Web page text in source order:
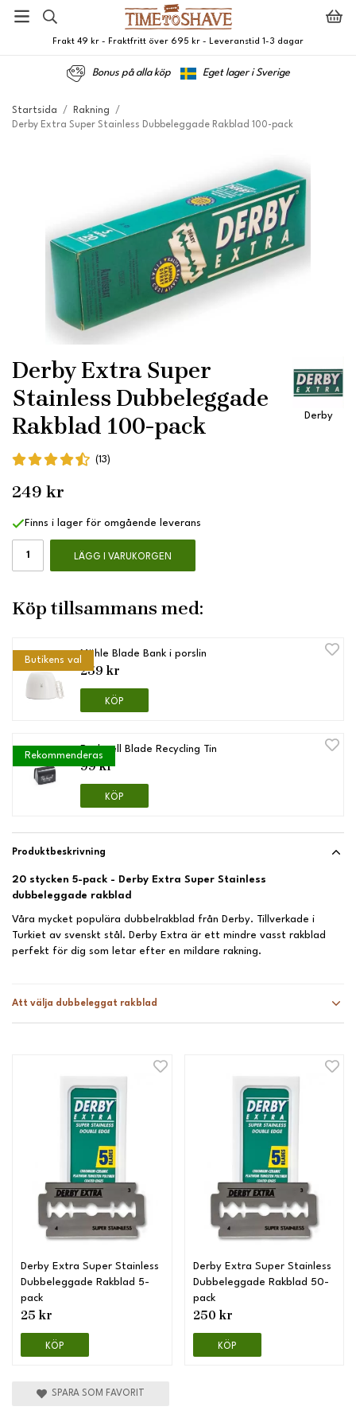
Frakt 49 kr - Fraktfritt över 695 kr - Leveranstid 1-3 dagar
Bonus på alla köp Eget lager i Sverige
Startsida / Rakning
/
Derby Extra Super Stainless Dubbeleggade Rakblad 100-pack
Derby Extra Super
Stainless Dubbeleggade
Rakblad 100-pack
Derby
(13)
249 kr
Finns i lager för omgående leverans
LÄGG I VARUKORGEN
Köp tillsammans med:
Butikens val
Mühle Blade Bank i porslin
259 kr
KÖP
Rekommenderas
Rockwell Blade Recycling Tin
99 kr
KÖP
Produktbeskrivning
Att välja dubbeleggat rakblad
20 stycken 5-pack - Derby Extra Super Stainless
dubbeleggade rakblad
Våra mycket populära dubbelrakblad från Derby. Tillverkade i
Turkiet av svenskt stål. Derby Extra är ett mindre vasst rakblad
perfekt för dig som letar efter en mildare rakning.
Derby Extra Super Stainless
Dubbeleggade Rakblad 5-
pack
25 kr
KÖP
Derby Extra Super Stainless
Dubbeleggade Rakblad 50-
pack
250 kr
KÖP
SPARA SOM FAVORIT